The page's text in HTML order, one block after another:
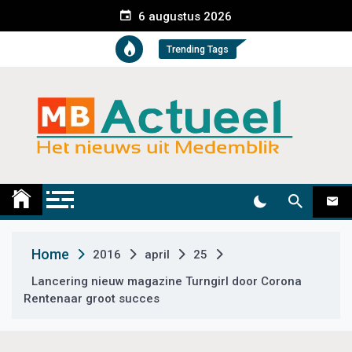
e
t
6 augustus 2026
Trending Tags
Medemblik Actueel
Home 2016 april
25
Lancering nieuw magazine Turngirl door Corona
Rentenaar groot succes